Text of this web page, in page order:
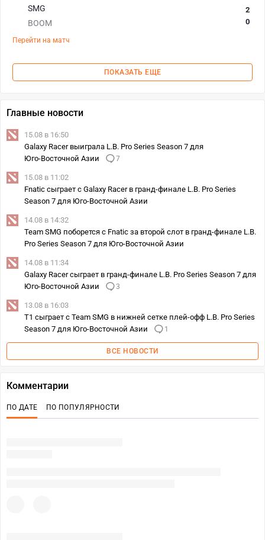
SMG
BOOM
2
0
Перейти на матч
ПОКАЗАТЬ ЕЩЕ
Главные новости
15.08 в 16:50
Galaxy Racer выиграла L.B. Pro Series Season 7 для
Юго‑Восточной Азии
7
15.08 в 11:02
Fnatic сыграет с Galaxy Racer в гранд-финале L.B. Pro Series
Season 7 для Юго‑Восточной Азии
14.08 в 14:32
Team SMG поборется с Fnatic за второй слот в гранд-финале L.B.
Pro Series Season 7 для Юго‑Восточной Азии
14.08 в 11:34
Galaxy Racer сыграет в гранд-финале L.B. Pro Series Season 7 для
Юго‑Восточной Азии
3
13.08 в 16:03
T1 сыграет с Team SMG в нижней сетке плей-офф L.B. Pro Series
Season 7 для Юго-Восточной Азии
1
ВСЕ НОВОСТИ
Комментарии
ПО ДАТЕ ПО ПОПУЛЯРНОСТИ